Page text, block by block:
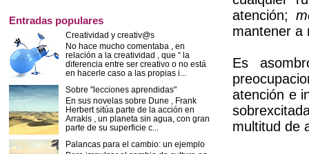
atención;
mantener a
Es
atención e
multitud de
Entradas populares
Creatividad y creativ@s
No hace mucho comentaba , en
relación a la creatividad , que “ la
diferencia entre ser creativo o no está
en hacerle caso a las propias i...
Sobre "lecciones aprendidas"
En sus novelas sobre Dune , Frank
Herbert sitúa parte de la acción en
Arrakis , un planeta sin agua, con gran
parte de su superficie c...
Palancas para el cambio: un ejemplo